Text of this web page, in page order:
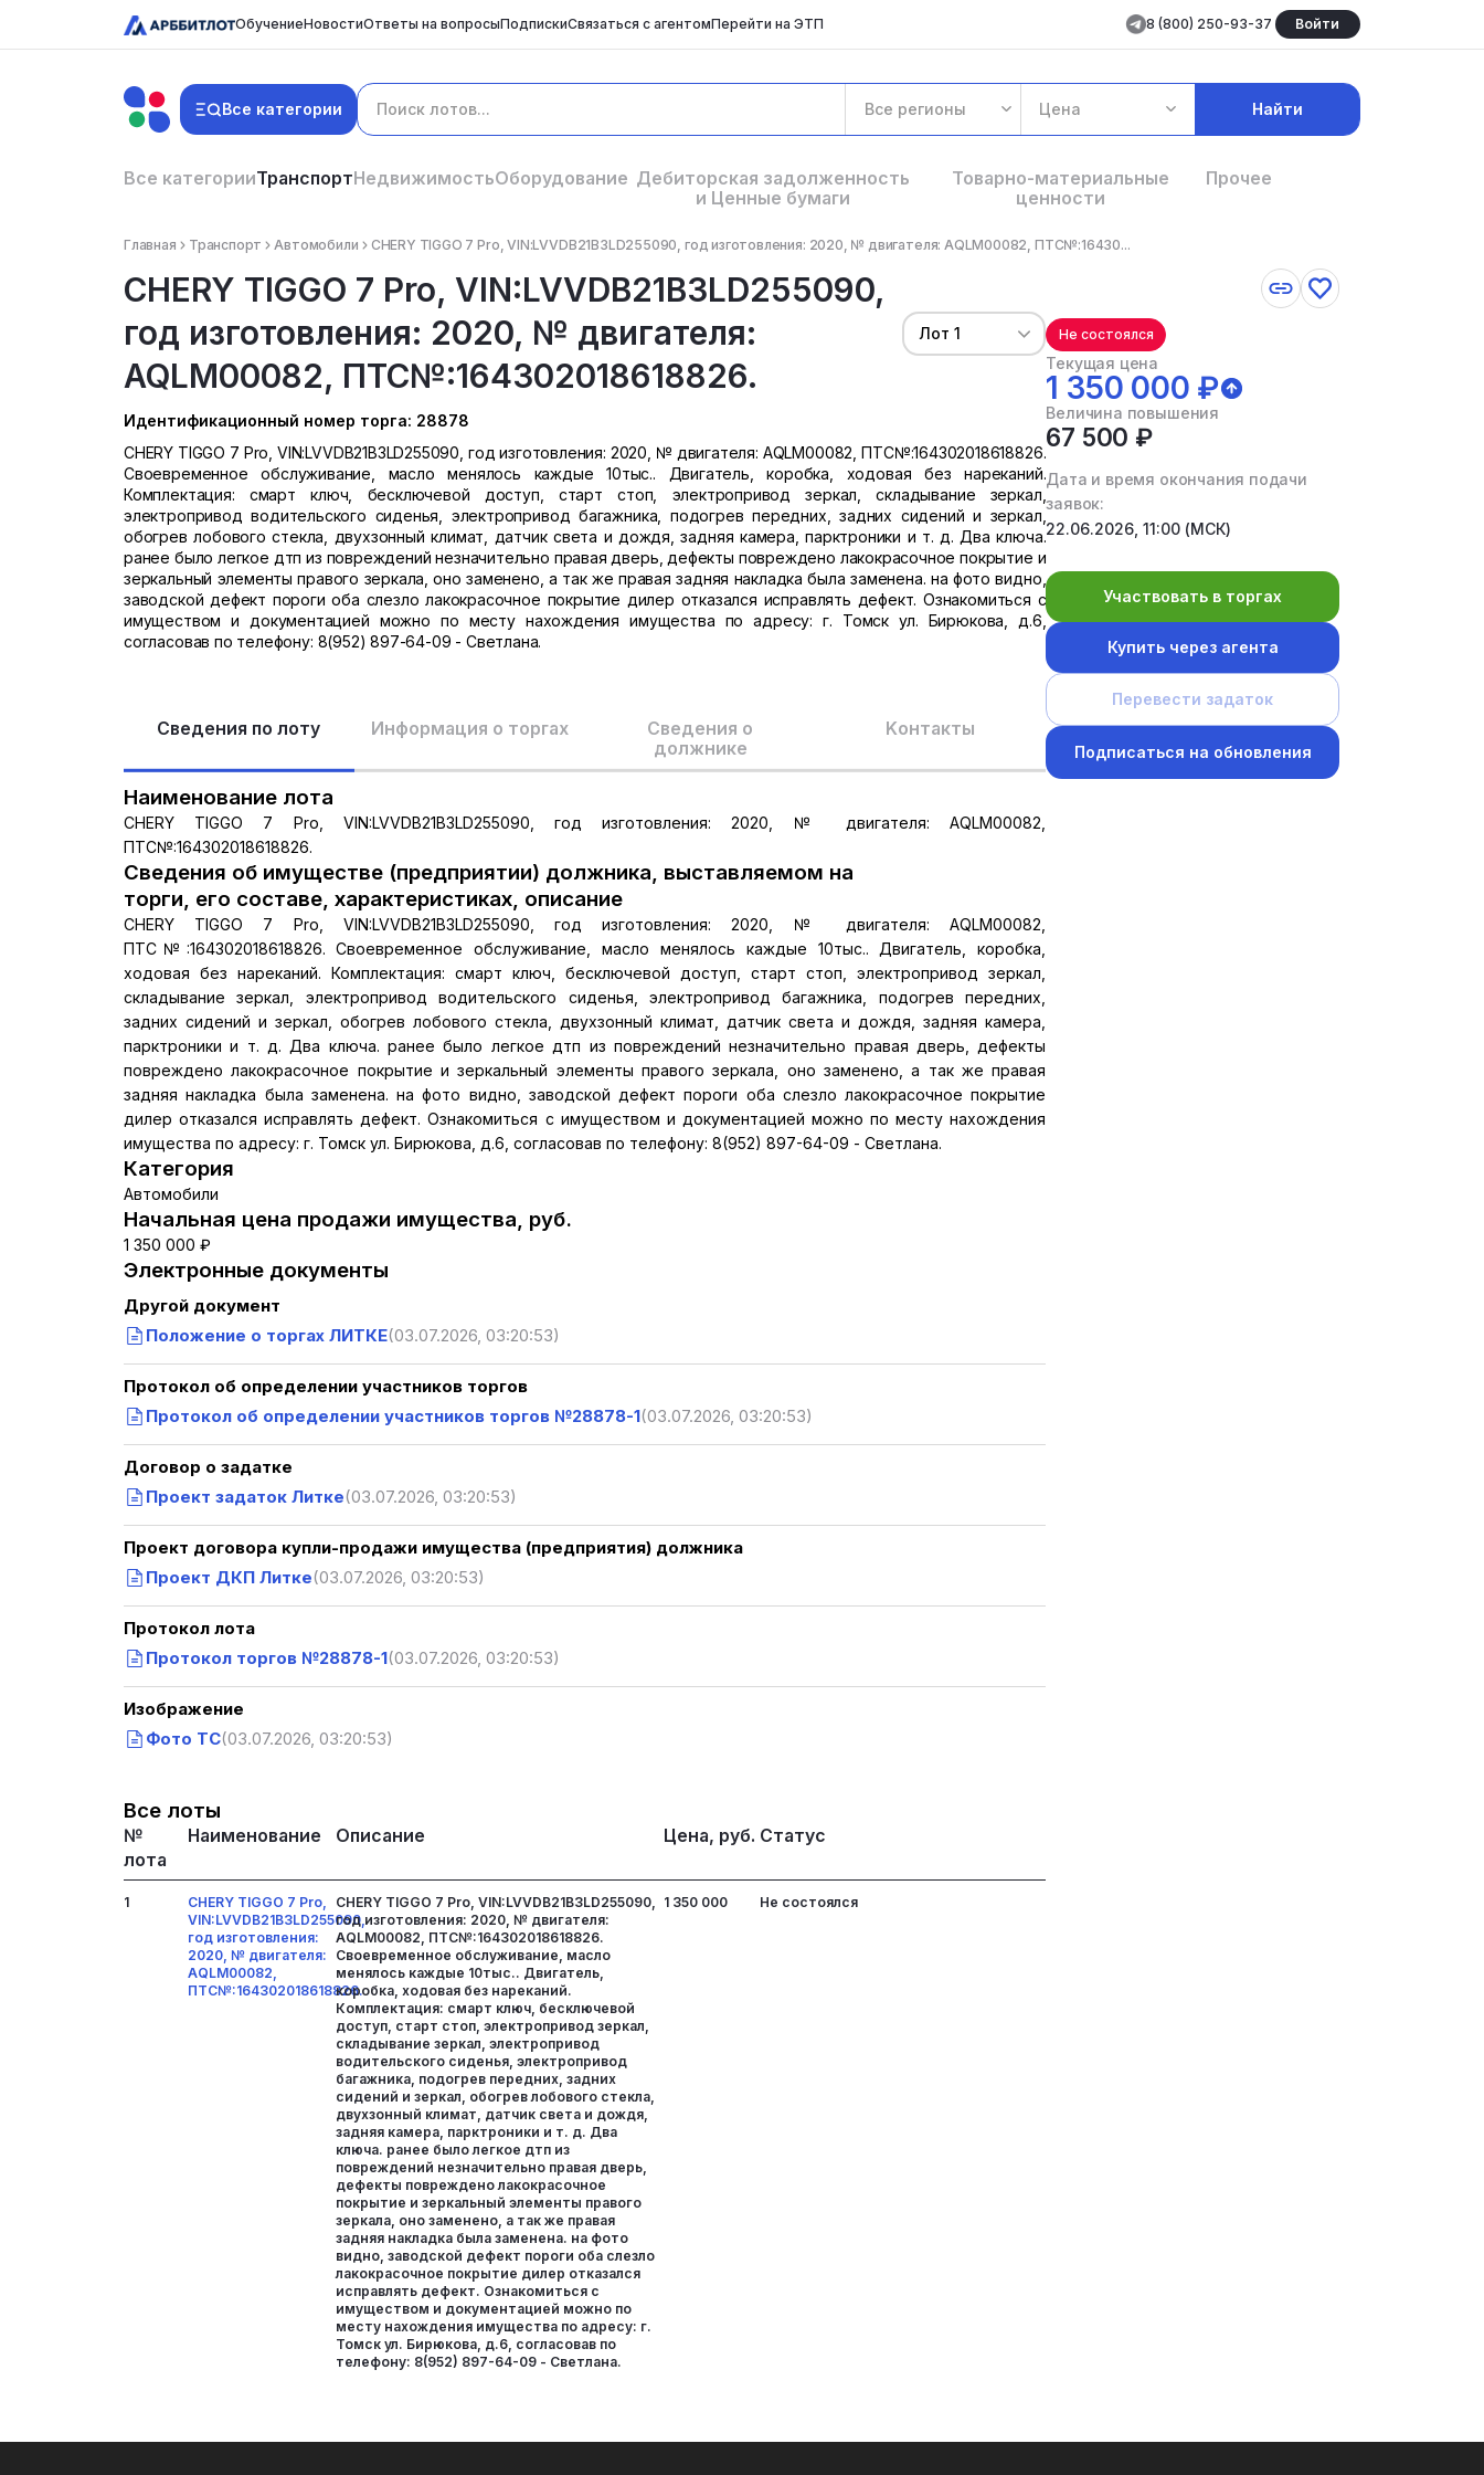
ОбучениеНовостиОтветы на вопросыПодпискиСвязаться с агентомПерейти на ЭТП 8 (800) 250-93-37 Войти
Все категории Все регионы Цена Найти
Все категорииТранспортНедвижимостьОборудование Дебиторская задолженность
и Ценные бумаги
Товарно-материальные
ценности
Прочее
Главная Транспорт Автомобили CHERY TIGGO 7 Pro, VIN:LVVDB21B3LD255090, год изготовления: 2020, № двигателя: AQLM00082, ПТС№:16430...
CHERY TIGGO 7 Pro, VIN:LVVDB21B3LD255090,
год изготовления: 2020, № двигателя:
AQLM00082, ПТС№:164302018618826.
Лот 1
Идентификационный номер торга: 28878
CHERY TIGGO 7 Pro, VIN:LVVDB21B3LD255090, год изготовления: 2020, № двигателя: AQLM00082, ПТС№:164302018618826.
Своевременное обслуживание, масло менялось каждые 10тыс.. Двигатель, коробка, ходовая без нареканий.
Комплектация: смарт ключ, бесключевой доступ, старт стоп, электропривод зеркал, складывание зеркал,
электропривод водительского сиденья, электропривод багажника, подогрев передних, задних сидений и зеркал,
обогрев лобового стекла, двухзонный климат, датчик света и дождя, задняя камера, парктроники и т. д. Два ключа.
ранее было легкое дтп из повреждений незначительно правая дверь, дефекты повреждено лакокрасочное покрытие и
зеркальный элементы правого зеркала, оно заменено, а так же правая задняя накладка была заменена. на фото видно,
заводской дефект пороги оба слезло лакокрасочное покрытие дилер отказался исправлять дефект. Ознакомиться с
имуществом и документацией можно по месту нахождения имущества по адресу: г. Томск ул. Бирюкова, д.6,
согласовав по телефону: 8(952) 897-64-09 - Светлана.
Сведения по лоту Информация о торгах
Сведения о
должнике
Kонтакты
Наименование лота
CHERY TIGGO 7 Pro, VIN:LVVDB21B3LD255090, год изготовления: 2020, № двигателя: AQLM00082,
ПТС№:164302018618826.
Сведения об имуществе (предприятии) должника, выставляемом на
торги, его составе, характеристиках, описание
CHERY TIGGO 7 Pro, VIN:LVVDB21B3LD255090, год изготовления: 2020, № двигателя: AQLM00082,
ПТС№:164302018618826. Своевременное обслуживание, масло менялось каждые 10тыс.. Двигатель, коробка,
ходовая без нареканий. Комплектация: смарт ключ, бесключевой доступ, старт стоп, электропривод зеркал,
складывание зеркал, электропривод водительского сиденья, электропривод багажника, подогрев передних,
задних сидений и зеркал, обогрев лобового стекла, двухзонный климат, датчик света и дождя, задняя камера,
парктроники и т. д. Два ключа. ранее было легкое дтп из повреждений незначительно правая дверь, дефекты
повреждено лакокрасочное покрытие и зеркальный элементы правого зеркала, оно заменено, а так же правая
задняя накладка была заменена. на фото видно, заводской дефект пороги оба слезло лакокрасочное покрытие
дилер отказался исправлять дефект. Ознакомиться с имуществом и документацией можно по месту нахождения
имущества по адресу: г. Томск ул. Бирюкова, д.6, согласовав по телефону: 8(952) 897-64-09 - Светлана.
Категория
Автомобили
Начальная цена продажи имущества, руб.
1 350 000 ₽
Электронные документы
Другой документ
Положение о торгах ЛИТКЕ(03.07.2026, 03:20:53)
Протокол об определении участников торгов
Протокол об определении участников торгов №28878-1(03.07.2026, 03:20:53)
Договор о задатке
Проект задаток Литке(03.07.2026, 03:20:53)
Проект договора купли-продажи имущества (предприятия) должника
Проект ДКП Литке(03.07.2026, 03:20:53)
Протокол лота
Протокол торгов №28878-1(03.07.2026, 03:20:53)
Изображение
Фото ТС(03.07.2026, 03:20:53)
Все лоты
№
лота
Наименование Описание Цена, руб. Статус
1
CHERY TIGGO 7 Pro,
VIN:LVVDB21B3LD255090,
год изготовления:
2020, № двигателя:
AQLM00082,
ПТС№:164302018618826.
CHERY TIGGO 7 Pro, VIN:LVVDB21B3LD255090,
год изготовления: 2020, № двигателя:
AQLM00082, ПТС№:164302018618826.
Своевременное обслуживание, масло
менялось каждые 10тыс.. Двигатель,
коробка, ходовая без нареканий.
Комплектация: смарт ключ, бесключевой
доступ, старт стоп, электропривод зеркал,
складывание зеркал, электропривод
водительского сиденья, электропривод
багажника, подогрев передних, задних
сидений и зеркал, обогрев лобового стекла,
двухзонный климат, датчик света и дождя,
задняя камера, парктроники и т. д. Два
ключа. ранее было легкое дтп из
повреждений незначительно правая дверь,
дефекты повреждено лакокрасочное
покрытие и зеркальный элементы правого
зеркала, оно заменено, а так же правая
задняя накладка была заменена. на фото
видно, заводской дефект пороги оба слезло
лакокрасочное покрытие дилер отказался
исправлять дефект. Ознакомиться с
имуществом и документацией можно по
месту нахождения имущества по адресу: г.
Томск ул. Бирюкова, д.6, согласовав по
телефону: 8(952) 897-64-09 - Светлана.
1 350 000 Не состоялся
Не состоялся
Текущая цена
1 350 000 ₽
Величина повышения
67 500 ₽
Дата и время окончания подачи
заявок:
22.06.2026, 11:00 (МСК)
Участвовать в торгах
Купить через агента
Перевести задаток
Подписаться на обновления